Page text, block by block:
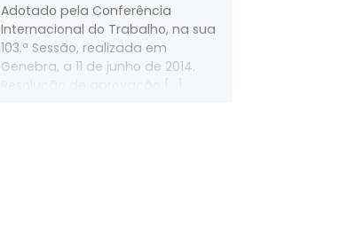
Adotado pela Conferência
Internacional do Trabalho, na sua
103.ª Sessão, realizada em
Genebra, a 11 de junho de 2014.